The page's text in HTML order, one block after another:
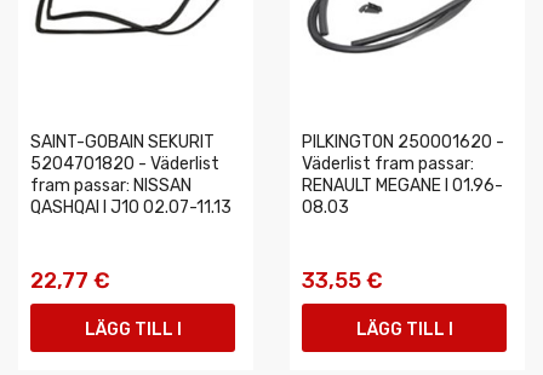
SAINT-GOBAIN SEKURIT
5204701820 - Väderlist
fram passar: NISSAN
QASHQAI I J10 02.07-11.13
22,77 €
LÄGG TILL I
PILKINGTON 250001620 -
Väderlist fram passar:
RENAULT MEGANE I 01.96-
08.03
33,55 €
LÄGG TILL I